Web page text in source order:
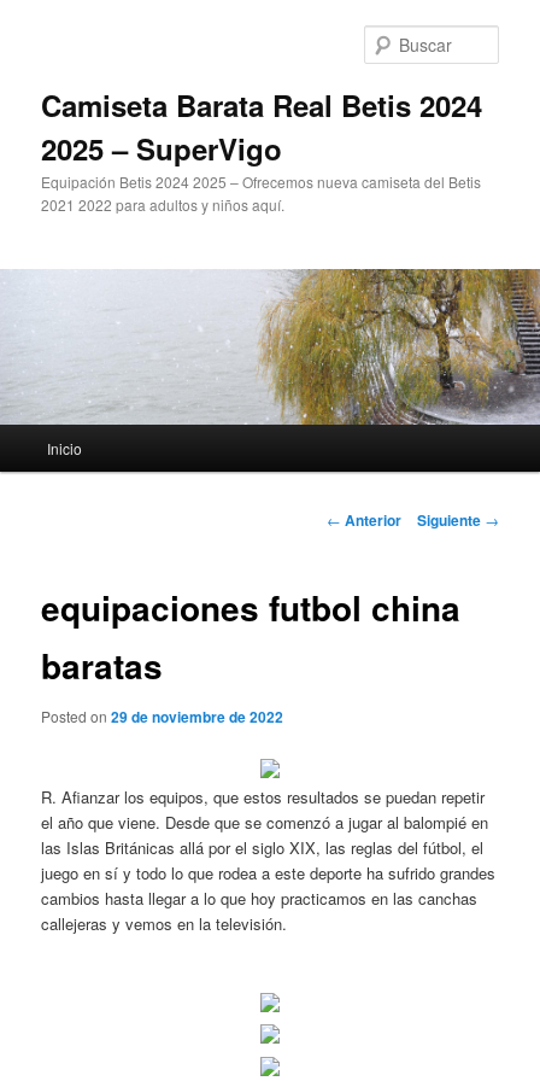
Camiseta Barata Real Betis 2024
2025 – SuperVigo
Equipación Betis 2024 2025 – Ofrecemos nueva camiseta del Betis
2021 2022 para adultos y niños aquí.
principal
Inicio
Navegación
← Anterior Siguiente →
equipaciones futbol china
baratas
Posted on29 de noviembre de 2022
R. Afianzar los equipos, que estos resultados se puedan repetir
el año que viene. Desde que se comenzó a jugar al balompié en
las Islas Británicas allá por el siglo XIX, las reglas del fútbol, el
juego en sí y todo lo que rodea a este deporte ha sufrido grandes
cambios hasta llegar a lo que hoy practicamos en las canchas
callejeras y vemos en la televisión.